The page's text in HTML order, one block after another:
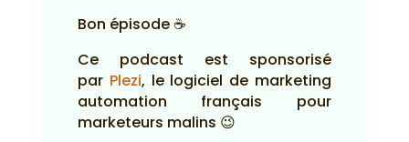
Bon épisode ☕
Ce podcast est sponsorisé
par Plezi, le logiciel de marketing
automation français pour
marketeurs malins 😉